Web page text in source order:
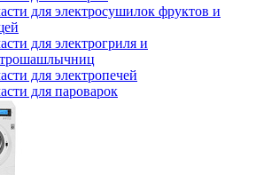
для электросушилок фруктов и
для электрогриля и
для электропечей
для пароварок